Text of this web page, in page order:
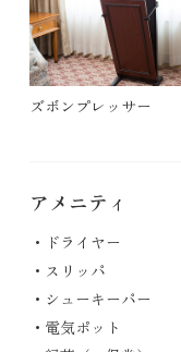
ズボンプレッサー
アメニティ
ドライヤー
スリッパ
シューキーパー
電気ポット